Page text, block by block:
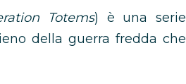
Totems) è una serie
della guerra fredda che